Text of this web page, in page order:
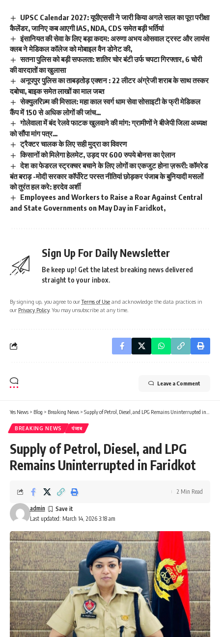
UPSC Calendar 2027: यूपीएससी ने जारी किया अगले साल का पूरा परीक्षा
कैलेंडर, जानिए कब आएगी IAS, NDA, CDS समेत बड़ी भर्तियां
इंसानियत की सेवा के लिए बड़ा कदम: अरुणा अभय ओसवाल ट्रस्ट और लायंस
क्लब ने मेडिकल कॉलेज को मोबाइल वैन डोनेट की,
सतना पुलिस को बड़ी सफलता: शातिर चोर बंटी उर्फ चपटा गिरफ्तार, 6 चोरी
की वारदातों का खुलासा
अनूपपुर पुलिस का ताबड़तोड़ एक्शन : 22 लीटर अंग्रेजी शराब के साथ तस्कर
दबोचा, बाइक समेत लाखों का माल जब्त
सेक्युलरिज़्म की मिसाल: महा काल स्वर्ग धाम सेवा सोसाइटी के फ्री मेडिकल
कैंप में 150 से अधिक लोगों की जांच…
गोलेवाला में बंद रेलवे फाटक खुलवाने की मांग: ग्रामीणों ने बीजेपी जिला अध्यक्ष
को सौंपा मांग पत्र…
ट्रैक्टर चालक के लिए सही मुद्रा का विवरण
किसानों को मिलेगा हेलमेट, उड़द पर 600 रुपये बोनस का ऐलान
देश का फेडरल स्ट्रक्चर बचाने के लिए लोगों का एकजुट होना ज़रूरी: कॉमरेड
बंत बराड़ -मोदी सरकार कॉर्पोरेट परस्त नीतियां छोड़कर पंजाब के बुनियादी मसलों
को तुरंत हल करे: हरदेव अर्शी
Employees and Workers to Raise a Roar Against Central
and State Governments on May Day in Faridkot,
Sign Up For Daily Newsletter
Be keep up! Get the latest breaking news delivered
straight to your inbox.
By signing up, you agree to ourTerms of Use and acknowledge the data practices in
our Privacy Policy. You may unsubscribe at any time.
Leave a Comment
Yes News > Blog > Breaking News > Supply of Petrol, Diesel, and LPG Remains Uninterrupted in Faridkot
BREAKING NEWS पंजाब
Supply of Petrol, Diesel, and LPG
Remains Uninterrupted in Faridkot
Last updated: March 14, 2026 3:18 am
admin
2 Min Read